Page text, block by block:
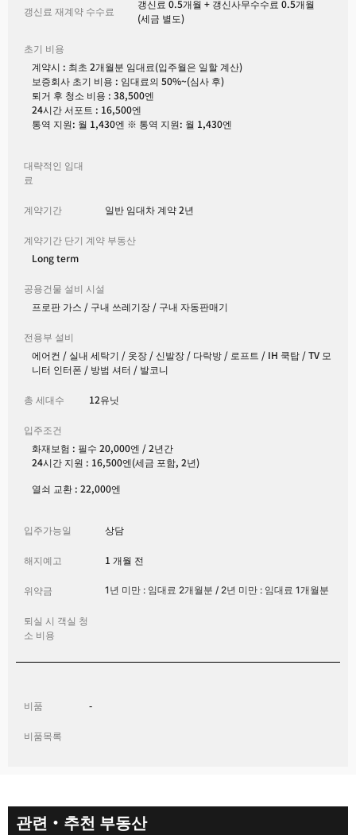
갱신료 재계약 수수료
갱신료 0.5개월 + 갱신사무수수료 0.5개월
(세금 별도)
초기 비용
계약시 : 최초 2개월분 임대료(입주월은 일할 계산)
보증회사 초기 비용 : 임대료의 50%~(심사 후)
퇴거 후 청소 비용 : 38,500엔
24시간 서포트 : 16,500엔
통역 지원: 월 1,430엔 ※ 통역 지원: 월 1,430엔
대략적인 임대
료
계약기간 일반 임대차 계약 2년
계약기간 단기 계약 부동산
Long term
공용건물 설비 시설
프로판 가스 / 구내 쓰레기장 / 구내 자동판매기
전용부 설비
에어컨 / 실내 세탁기 / 옷장 / 신발장 / 다락방 / 로프트 / IH 쿡탑 / TV 모
니터 인터폰 / 방범 셔터 / 발코니
총 세대수 12유닛
입주조건
화재보험 : 필수 20,000엔 / 2년간
24시간 지원 : 16,500엔(세금 포함, 2년)
열쇠 교환 : 22,000엔
입주가능일 상담
해지예고 1 개월 전
위약금 1년 미만 : 임대료 2개월분 / 2년 미만 : 임대료 1개월분
퇴실 시 객실 청
소 비용
비품 -
비품목록
관련・추천 부동산